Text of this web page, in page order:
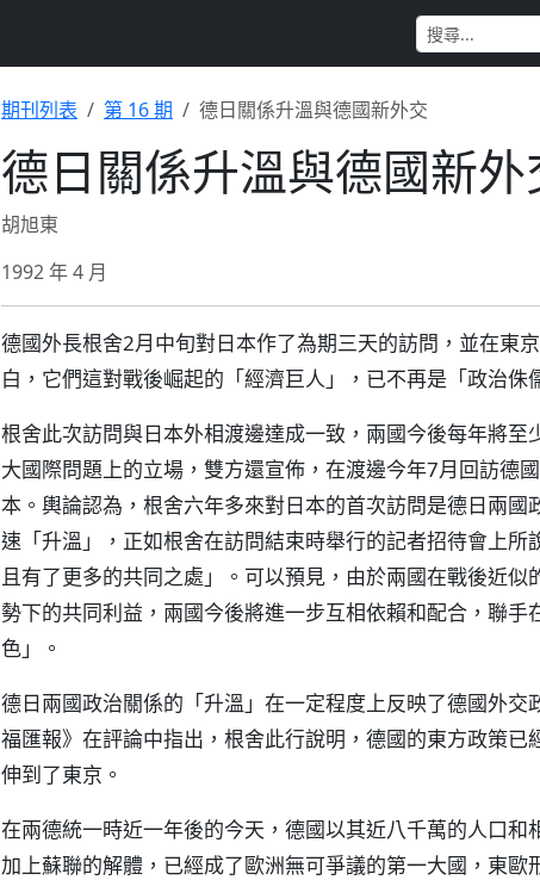
期刊列表 第 16 期 德日關係升溫與德國新外交
德日關係升溫與德國新外
胡旭東
1992 年 4 月
德國外長根舍2月中旬對日本作了為期三天的訪問，並在東
白，它們這對戰後崛起的「經濟巨人」，已不再是「政治侏
根舍此次訪問與日本外相渡邊達成一致，兩國今後每年將
大國際問題上的立場，雙方還宣佈，在渡邊今年7月回訪德
本。輿論認為，根舍六年多來對日本的首次訪問是德日兩
速「升溫」，正如根舍在訪問結束時舉行的記者招待會上
且有了更多的共同之處」。可以預見，由於兩國在戰後近
勢下的共同利益，兩國今後將進一步互相依賴和配合，聯手
色」。
德日兩國政治關係的「升溫」在一定程度上反映了德國外
福匯報》在評論中指出，根舍此行說明，德國的東方政策
伸到了東京。
在兩德統一時近一年後的今天，德國以其近八千萬的人口
加上蘇聯的解體，已經成了歐洲無可爭議的第一大國，東